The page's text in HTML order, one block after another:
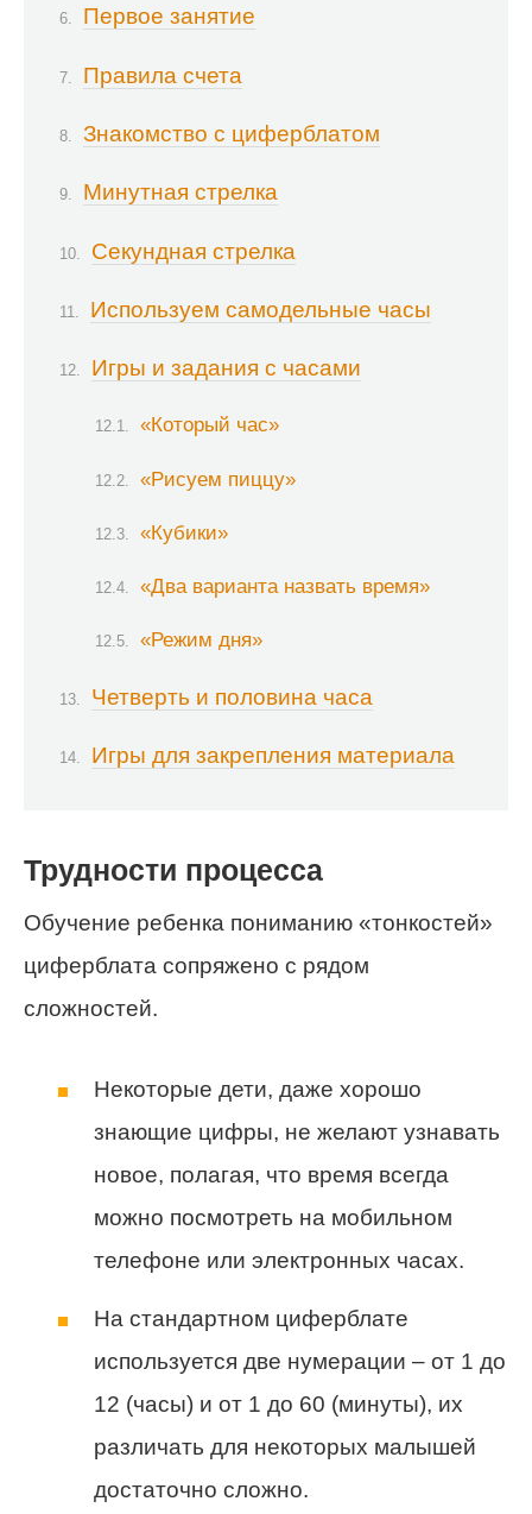
Первое занятие
Правила счета
Знакомство с циферблатом
Минутная стрелка
Секундная стрелка
Используем самодельные часы
Игры и задания с часами
«Который час»
«Рисуем пиццу»
«Кубики»
«Два варианта назвать время»
«Режим дня»
Четверть и половина часа
Игры для закрепления материала
Трудности процесса
Обучение ребенка пониманию «тонкостей»
циферблата сопряжено с рядом
сложностей.
Некоторые дети, даже хорошо
знающие цифры, не желают узнавать
новое, полагая, что время всегда
можно посмотреть на мобильном
телефоне или электронных часах.
На стандартном циферблате
используется две нумерации – от 1 до
12 (часы) и от 1 до 60 (минуты), их
различать для некоторых малышей
достаточно сложно.